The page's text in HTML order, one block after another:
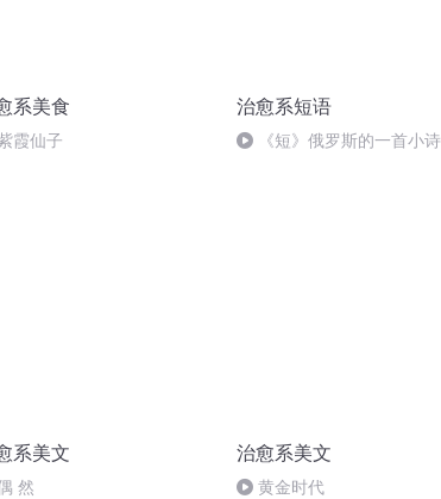
系美食
霞仙子
治愈系短语
《短》俄罗斯的一首小诗
系美文
然
治愈系美文
黄金时代